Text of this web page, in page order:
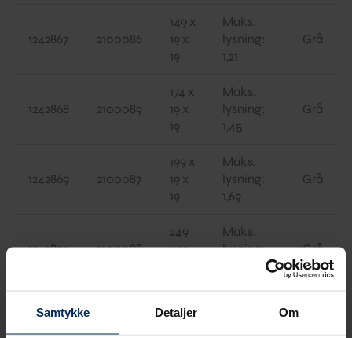
Samtykke Detaljer Om
1242867 2100086
149 x
19 x
19
Maks.
lysning:
1,21
Grå
1242868 2100089
174 x
19 x
19
Maks.
lysning:
1,45
Grå
1242869 2100087
199 x
19 x
19
Maks.
lysning:
1,69
Grå
1242870 2100088
249
x 19
Maks.
lysning:
Grå
1242871
19 x